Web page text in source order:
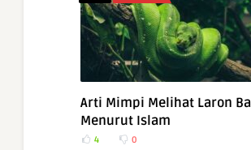
Arti Mimpi Melihat Laron
Menurut Islam
4 0